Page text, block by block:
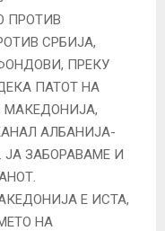
ПРОТИВ
СРБИЈА,
ПРЕКУ
ПАТОТ НА
МАКЕДОНИЈА,
АЛБАНИЈА-
ЗАБОРАВАМЕ И
Е ИСТА,
НА